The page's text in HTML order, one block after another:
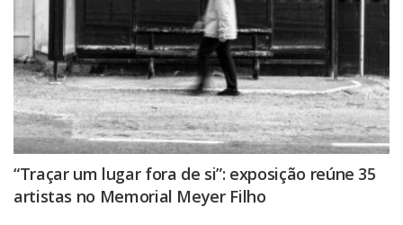
“Traçar um lugar fora de si”: exposição reúne 35
artistas no Memorial Meyer Filho